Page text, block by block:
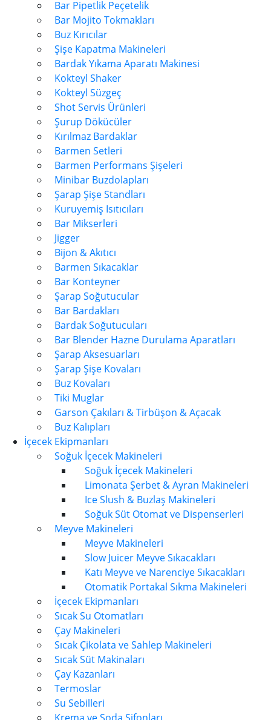
Bar Pipetlik Peçetelik
Bar Mojito Tokmakları
Buz Kırıcılar
Şişe Kapatma Makineleri
Bardak Yıkama Aparatı Makinesi
Kokteyl Shaker
Kokteyl Süzgeç
Shot Servis Ürünleri
Şurup Dökücüler
Kırılmaz Bardaklar
Barmen Setleri
Barmen Performans Şişeleri
Minibar Buzdolapları
Şarap Şişe Standları
Kuruyemiş Isıtıcıları
Bar Mikserleri
Jigger
Bijon & Akıtıcı
Barmen Sıkacaklar
Bar Konteyner
Şarap Soğutucular
Bar Bardakları
Bardak Soğutucuları
Bar Blender Hazne Durulama Aparatları
Şarap Aksesuarları
Şarap Şişe Kovaları
Buz Kovaları
Tiki Muglar
Garson Çakıları & Tirbüşon & Açacak
Buz Kalıpları
İçecek Ekipmanları
Soğuk İçecek Makineleri
Soğuk İçecek Makineleri
Limonata Şerbet & Ayran Makineleri
Ice Slush & Buzlaş Makineleri
Soğuk Süt Otomat ve Dispenserleri
Meyve Makineleri
Meyve Makineleri
Slow Juicer Meyve Sıkacakları
Katı Meyve ve Narenciye Sıkacakları
Otomatik Portakal Sıkma Makineleri
İçecek Ekipmanları
Sıcak Su Otomatları
Çay Makineleri
Sıcak Çikolata ve Sahlep Makineleri
Sıcak Süt Makinaları
Çay Kazanları
Termoslar
Su Sebilleri